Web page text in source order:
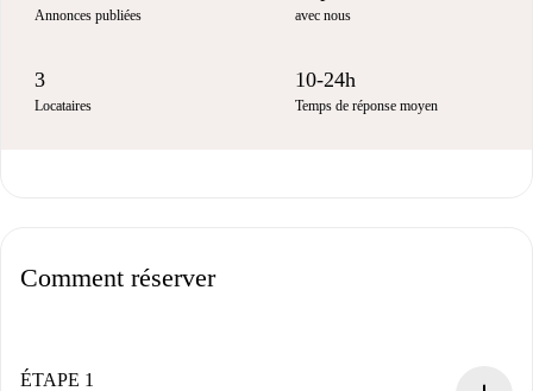
Annonces publiées avec nous
3
Locataires
10-24h
Temps de réponse moyen
Comment réserver
ÉTAPE 1